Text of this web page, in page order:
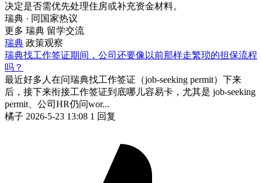
决定是否需优先处理住房或补充资金材料。
瑞典 · 同国家热议
更多 瑞典 留学交流
瑞典 政策观察
瑞典找工作签证期间，公司还要像以前那样走繁琐的担保流程
吗？
最近好多人在问瑞典找工作签证（job-seeking permit）下来
后，接下来衔接工作签证到底哪儿容易卡，尤其是 job-seeking
permit、公司HR仍问wor...
橘子 2026-5-23 13:08 1 回复